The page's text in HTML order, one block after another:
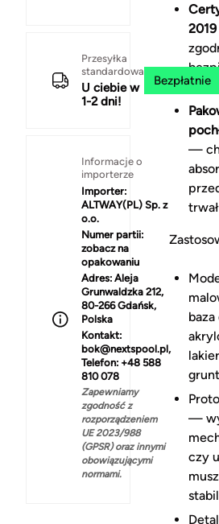
Przesyłka
standardowa
U ciebie w
1-2 dni!
Bezpłatnie
Informacje o
importerze
Importer:
ALTWAY(PL) Sp. z
o.o.
Numer partii:
zobacz na
opakowaniu
Adres: Aleja
Grunwaldzka 212,
80-266 Gdańsk,
Polska
Kontakt:
bok@nextspool.pl,
Telefon: +48 588
810 078
Zapewniamy
zgodność z
rozporządzeniem
UE 2023/988
(GPSR) oraz innymi
obowiązującymi
normami.
2019
—
—
czy